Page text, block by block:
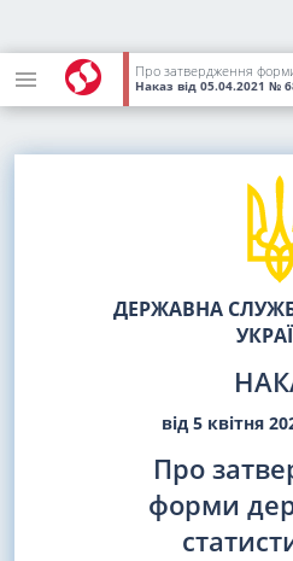
Наказ від 05.04.2021 №
ДЕРЖАВНА
від 5 квітня
Про
форми